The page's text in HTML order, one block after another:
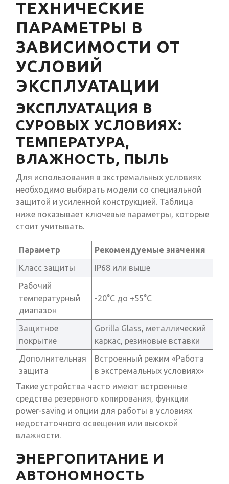
ТЕХНИЧЕСКИЕ
ПАРАМЕТРЫ В
ЗАВИСИМОСТИ ОТ
УСЛОВИЙ
ЭКСПЛУАТАЦИИ
ЭКСПЛУАТАЦИЯ В
СУРОВЫХ УСЛОВИЯХ:
ТЕМПЕРАТУРА,
ВЛАЖНОСТЬ, ПЫЛЬ
Для использования в экстремальных условиях
необходимо выбирать модели со специальной
защитой и усиленной конструкцией. Таблица
ниже показывает ключевые параметры, которые
стоит учитывать.
Параметр
Рекомендуемые значения
Класс защиты
IP68 или выше
Рабочий
температурный
диапазон
-20°C до +55°C
Защитное
покрытие
Gorilla Glass, металлический
каркас, резиновые вставки
Дополнительная
защита
Встроенный режим «Работа
в экстремальных условиях»
Такие устройства часто имеют встроенные
средства резервного копирования, функции
power-saving и опции для работы в условиях
недостаточного освещения или высокой
влажности.
ЭНЕРГОПИТАНИЕ И
АВТОНОМНОСТЬ